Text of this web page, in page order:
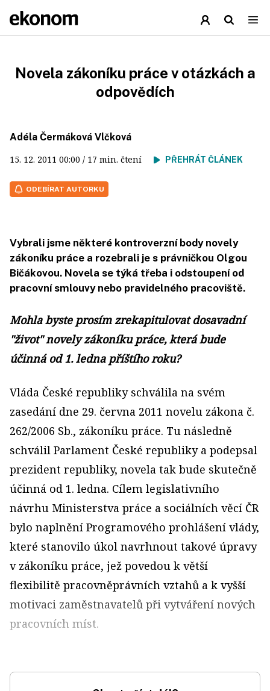
Novela zákoníku práce v otázkách a
odpovědích
Adéla Čermáková Vlčková
15. 12. 2011 00:00 / 17 min. čtení PŘEHRÁT ČLÁNEK
ODEBÍRAT AUTORKU
Vybrali jsme některé kontroverzní body novely
zákoníku práce a rozebrali je s právničkou Olgou
Bičákovou. Novela se týká třeba i odstoupení od
pracovní smlouvy nebo pravidelného pracoviště.
Mohla byste prosím zrekapitulovat dosavadní
"život" novely zákoníku práce, která bude
účinná od 1. ledna příštího roku?
Vláda České republiky schválila na svém
zasedání dne 29. června 2011 novelu zákona č.
262/2006 Sb., zákoníku práce. Tu následně
schválil Parlament České republiky a podepsal
prezident republiky, novela tak bude skutečně
účinná od 1. ledna. Cílem legislativního
návrhu Ministerstva práce a sociálních věcí ČR
bylo naplnění Programového prohlášení vlády,
které stanovilo úkol navrhnout takové úpravy
v zákoníku práce, jež povedou k větší
flexibilitě pracovněprávních vztahů a k vyšší
motivaci zaměstnavatelů při vytváření nových
pracovních míst.